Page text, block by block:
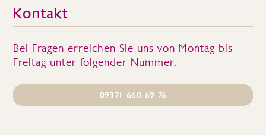
Kontakt
Bei Fragen erreichen Sie uns von Montag bis
Freitag unter folgender Nummer:
09371 660 69 76